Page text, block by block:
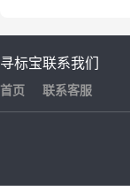
寻标宝
首页
联系我们
联系客服